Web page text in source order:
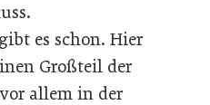
es schon. Hier
Großteil der
allem in der